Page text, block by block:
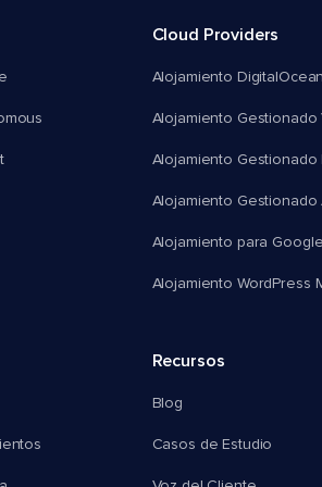
Cloud Providers
Alojamiento
Alojamiento Gestionado
Alojamiento Gestionado
Alojamiento Gestionado
Alojamiento para
Alojamiento WordPress
Recursos
Blog
Casos de Estudio